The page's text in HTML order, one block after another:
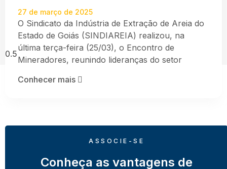
27 de março de 2025
O Sindicato da Indústria de Extração de Areia do
Estado de Goiás (SINDIAREIA) realizou, na
última terça-feira (25/03), o Encontro de
Mineradores, reunindo lideranças do setor
Conhecer mais
ASSOCIE-SE
Conheça as vantagens de